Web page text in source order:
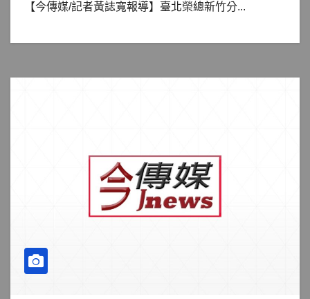
【今傳媒/記者黃誌寬報導】臺北榮總新竹分...